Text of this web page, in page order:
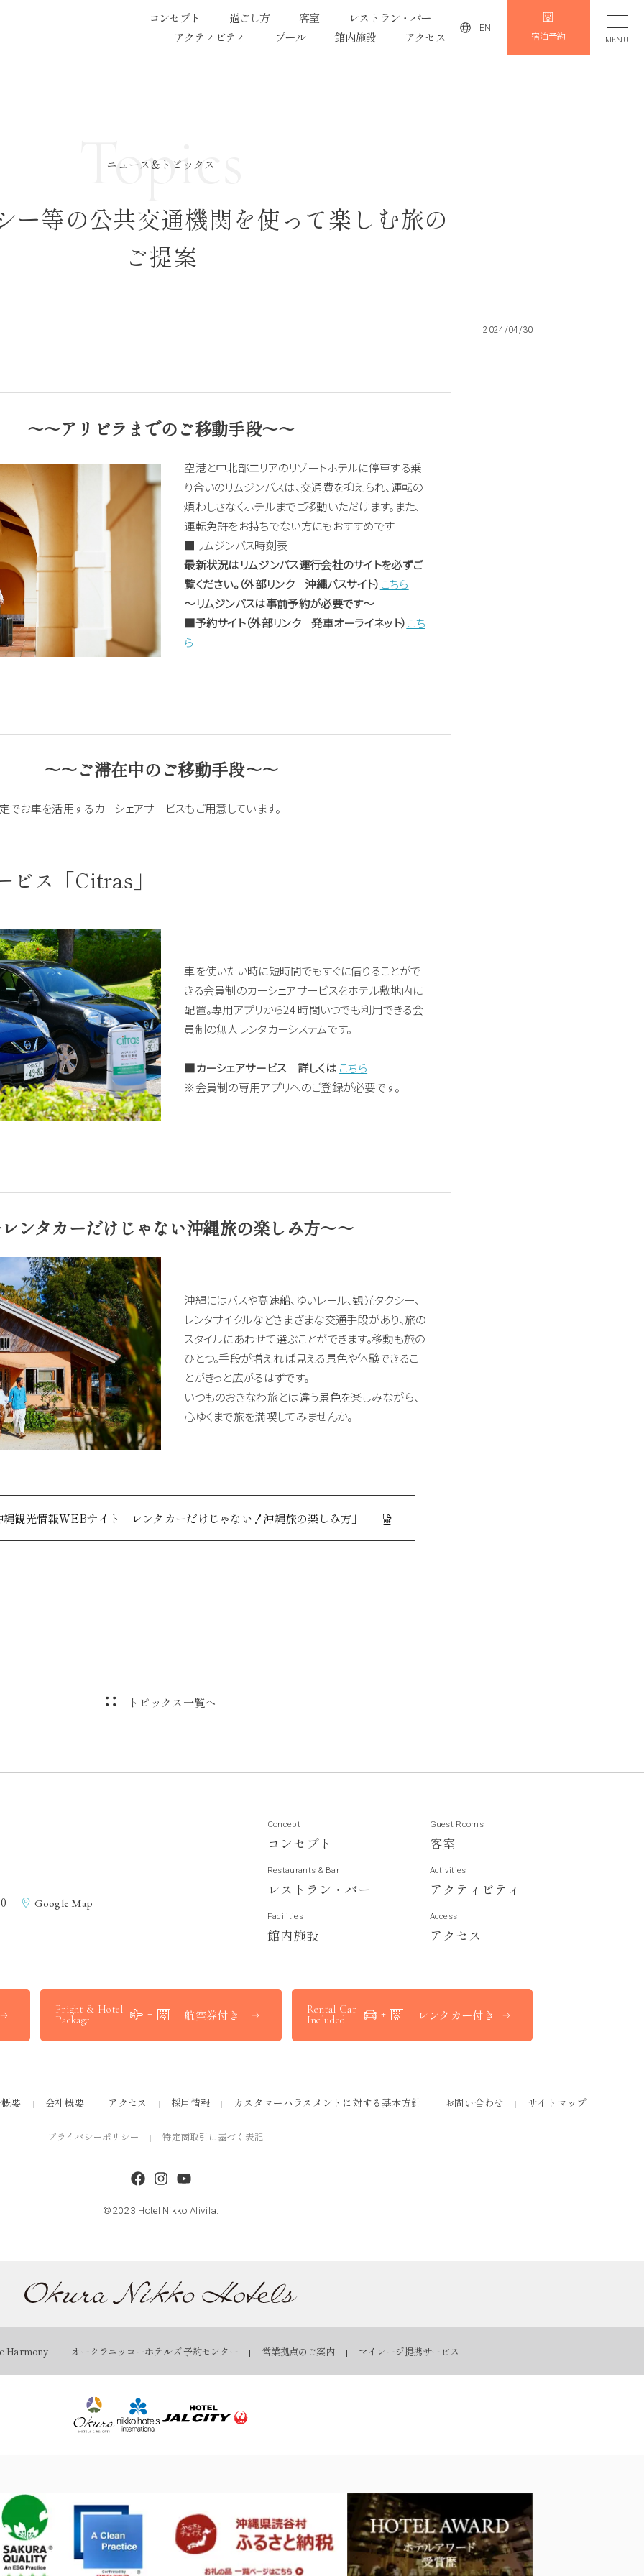
コンセプト 過ごし方 客室
レストラン・バー
アクティビティ
プール 館内施設 アクセス
EN
宿泊予約 MENU
Topics
ニュース&トピックス
ー等の公共交通機関を使って楽しむ旅の
ご提案
2024/04/30
～～アリビラまでのご移動手段～～
空港と中北部エリアのリゾートホテルに停車する乗
り合いのリムジンバスは、交通費を抑えられ、運転の
煩わしさなくホテルまでご移動いただけます。また、
運転免許をお持ちでない方にもおすすめです
■リムジンバス時刻表
最新状況はリムジンバス運行会社のサイトを必ずご
覧ください。（外部リンク 沖縄バスサイト） こちら
～リムジンバスは事前予約が必要です～
■予約サイト（外部リンク 発車オーライネット）こち
ら
～～ご滞在中のご移動手段～～
お車を活用するカーシェアサービスもご用意しています。
ビス「Citras」
車を使いたい時に短時間でもすぐに借りることがで
きる会員制のカーシェアサービスをホテル敷地内に
配置。専用アプリから24 時間いつでも利用できる会
員制の無人レンタカーシステムです。
■カーシェアサービス 詳しくは こちら
※会員制の専用アプリへのご登録が必要です。
ンタカーだけじゃない沖縄旅の楽しみ方～～
沖縄にはバスや高速船、ゆいレール、観光タクシー、
レンタサイクルなどさまざまな交通手段があり、旅の
スタイルにあわせて選ぶことができます。移動も旅の
ひとつ。手段が増えれば見える景色や体験できるこ
とがきっと広がるはずです。
いつものおきなわ旅とは違う景色を楽しみながら、
心ゆくまで旅を満喫してみませんか。
観光情報WEBサイト「レンタカーだけじゃない！沖縄旅の楽しみ方」
トピックス一覧へ
Google Map
Concept
コ ンセ プト
Guest Rooms
客室
Restaurants & Bar
レ ス ト ラ ン ・ バー
Activities
ア ク テ ィ ビ テ ィ
Facilities
館内施設
Access
ア ク セ ス
Fright & Hotel
Package
航空券付き
Rental Car
Included
レンタカー付き
要 会社概要 アクセス 採用情報 カスタマーハラスメントに対する基本方針 お問い合わせ サイトマップ
プライバシーポリシー 特定商取引に基づく表記
©2023 Hotel Nikko Alivila.
Harmony オークラニッコーホテルズ 予約センター 営業拠点のご案内 マイレージ提携サービス